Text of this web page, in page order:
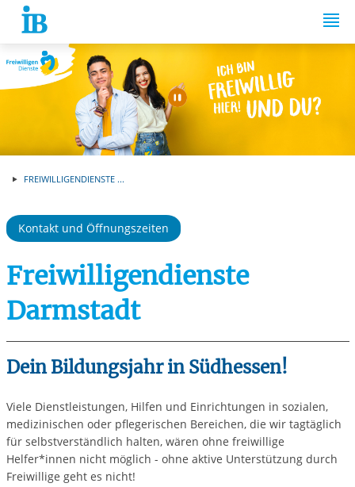
Springe zum Inhalt
Automatische
FREIWILLIGENDIENSTE ...
Kontakt und Öffnungszeiten
Freiwilligendienste
Darmstadt
Dein Bildungsjahr in Südhessen!
Viele Dienstleistungen, Hilfen und Einrichtungen in sozialen,
medizinischen oder pflegerischen Bereichen, die wir tagtäglich
für selbstverständlich halten, wären ohne freiwillige
Helfer*innen nicht möglich - ohne aktive Unterstützung durch
Freiwillige geht es nicht!